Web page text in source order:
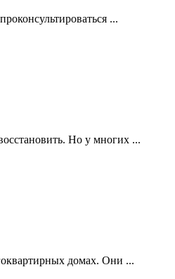
...
Но у многих ...
домах. Они ...